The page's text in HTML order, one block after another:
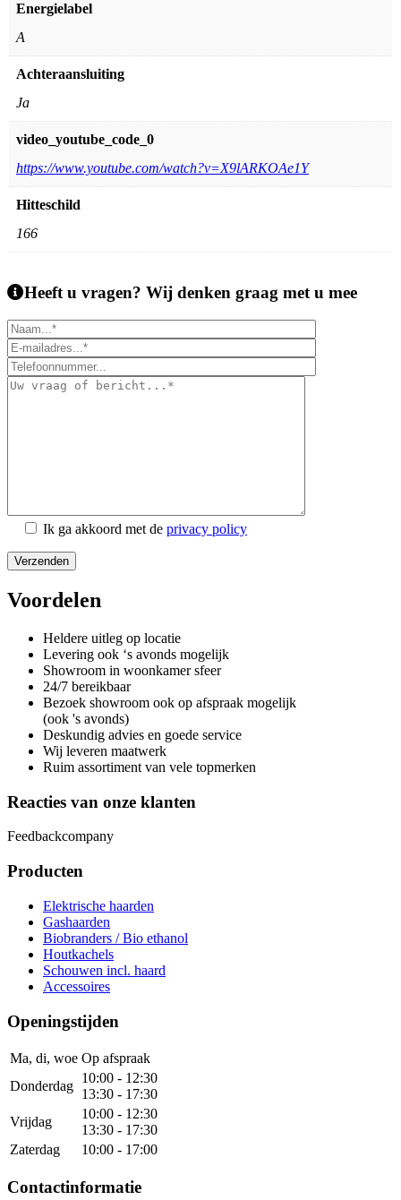
Energielabel
A
Achteraansluiting
Ja
video_youtube_code_0
https://www.youtube.com/watch?v=X9lARKOAe1Y
Hitteschild
166
Heeft u vragen? Wij denken graag met u mee
Ik ga akkoord met de privacy policy
Voordelen
Heldere uitleg op locatie
Levering ook ‘s avonds mogelijk
Showroom in woonkamer sfeer
24/7 bereikbaar
Bezoek showroom ook op afspraak mogelijk
(ook 's avonds)
Deskundig advies en goede service
Wij leveren maatwerk
Ruim assortiment van vele topmerken
Reacties van onze klanten
Feedbackcompany
Producten
Elektrische haarden
Gashaarden
Biobranders / Bio ethanol
Houtkachels
Schouwen incl. haard
Accessoires
Openingstijden
Ma, di, woe Op afspraak
Donderdag
10:00 - 12:30
13:30 - 17:30
Vrijdag
10:00 - 12:30
13:30 - 17:30
Zaterdag
10:00 - 17:00
Contactinformatie